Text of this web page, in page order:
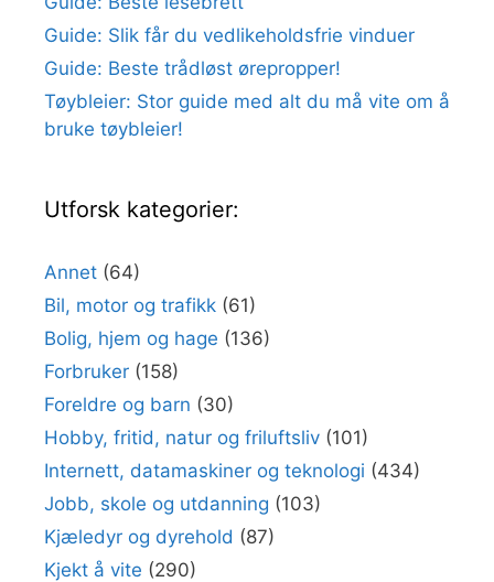
Guide: Slik får du vedlikeholdsfrie vinduer
Guide: Beste trådløst ørepropper!
Tøybleier: Stor guide med alt du må vite om å
bruke tøybleier!
Utforsk kategorier:
Annet (64)
Bil, motor og trafikk (61)
Bolig, hjem og hage (136)
Forbruker (158)
Foreldre og barn (30)
Hobby, fritid, natur og friluftsliv (101)
Internett, datamaskiner og teknologi (434)
Jobb, skole og utdanning (103)
Kjæledyr og dyrehold (87)
Kjekt å vite (290)